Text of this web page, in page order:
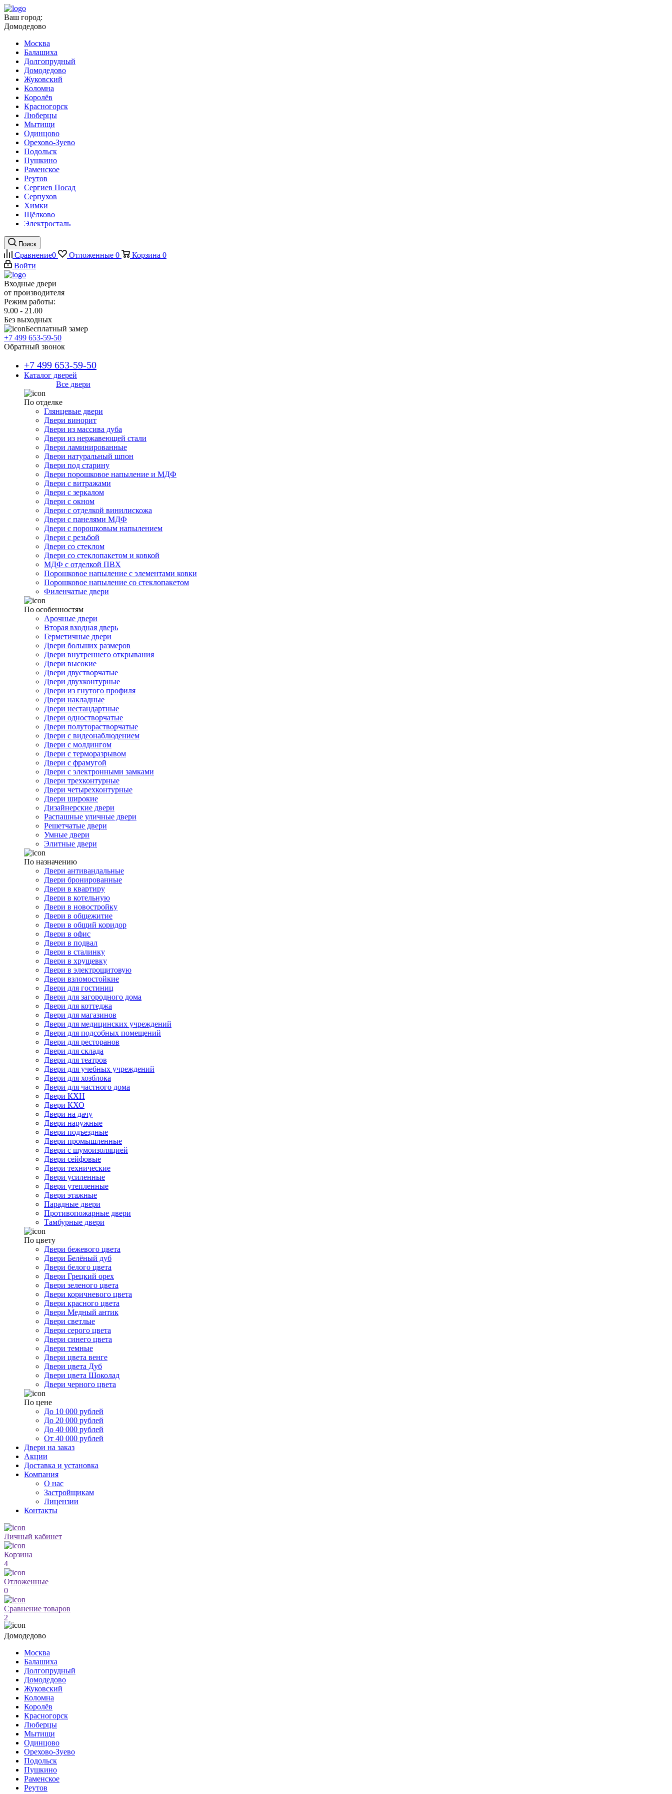
Ваш город:
Домодедово
Москва
Балашиха
Долгопрудный
Домодедово
Жуковский
Коломна
Королёв
Красногорск
Люберцы
Мытищи
Одинцово
Орехово-Зуево
Подольск
Пушкино
Раменское
Реутов
Сергиев Посад
Серпухов
Химки
Щёлково
Электросталь
Поиск
Сравнение0 Отложенные 0 Корзина 0
Войти
Входные двери
от производителя
Режим работы:
9.00 - 21.00
Без выходных
Бесплатный замер
+7 499 653-59-50
Обратный звонок
+7 499 653-59-50
Каталог дверей
Все двери
По отделке
Глянцевые двери
Двери винорит
Двери из массива дуба
Двери из нержавеющей стали
Двери ламинированные
Двери натуральный шпон
Двери под старину
Двери порошковое напыление и МДФ
Двери с витражами
Двери с зеркалом
Двери с окном
Двери с отделкой винилискожа
Двери с панелями МДФ
Двери с порошковым напылением
Двери с резьбой
Двери со стеклом
Двери со стеклопакетом и ковкой
МДФ с отделкой ПВХ
Порошковое напыление с элементами ковки
Порошковое напыление со стеклопакетом
Филенчатые двери
По особенностям
Арочные двери
Вторая входная дверь
Герметичные двери
Двери больших размеров
Двери внутреннего открывания
Двери высокие
Двери двустворчатые
Двери двухконтурные
Двери из гнутого профиля
Двери накладные
Двери нестандартные
Двери одностворчатые
Двери полуторастворчатые
Двери с видеонаблюдением
Двери с молдингом
Двери с терморазрывом
Двери с фрамугой
Двери с электронными замками
Двери трехконтурные
Двери четырехконтурные
Двери широкие
Дизайнерские двери
Распашные уличные двери
Решетчатые двери
Умные двери
Элитные двери
По назначению
Двери антивандальные
Двери бронированные
Двери в квартиру
Двери в котельную
Двери в новостройку
Двери в общежитие
Двери в общий коридор
Двери в офис
Двери в подвал
Двери в сталинку
Двери в хрущевку
Двери в электрощитовую
Двери взломостойкие
Двери для гостиниц
Двери для загородного дома
Двери для коттеджа
Двери для магазинов
Двери для медицинских учреждений
Двери для подсобных помещений
Двери для ресторанов
Двери для склада
Двери для театров
Двери для учебных учреждений
Двери для хозблока
Двери для частного дома
Двери КХН
Двери КХО
Двери на дачу
Двери наружные
Двери подъездные
Двери промышленные
Двери с шумоизоляцией
Двери сейфовые
Двери технические
Двери усиленные
Двери утепленные
Двери этажные
Парадные двери
Противопожарные двери
Тамбурные двери
По цвету
Двери бежевого цвета
Двери Белёный дуб
Двери белого цвета
Двери Грецкий орех
Двери зеленого цвета
Двери коричневого цвета
Двери красного цвета
Двери Медный антик
Двери светлые
Двери серого цвета
Двери синего цвета
Двери темные
Двери цвета венге
Двери цвета Дуб
Двери цвета Шоколад
Двери черного цвета
По цене
До 10 000 рублей
До 20 000 рублей
До 40 000 рублей
От 40 000 рублей
Двери на заказ
Акции
Доставка и установка
Компания
О нас
Застройщикам
Лицензии
Контакты
Личный кабинет
Корзина
4
Отложенные
0
Сравнение товаров
2
Домодедово
Москва
Балашиха
Долгопрудный
Домодедово
Жуковский
Коломна
Королёв
Красногорск
Люберцы
Мытищи
Одинцово
Орехово-Зуево
Подольск
Пушкино
Раменское
Реутов